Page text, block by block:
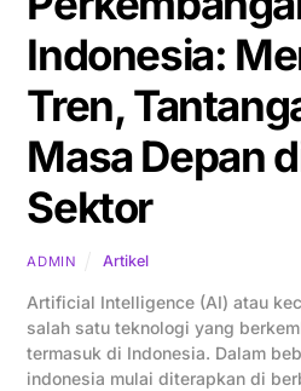
Indonesia:
Tren,
Masa Depan
Sektor
ADMIN Artikel
Artificial Intelligence (AI) atau
salah satu teknologi yang
termasuk di Indonesia. Dalam
indonesia mulai diterapkan di